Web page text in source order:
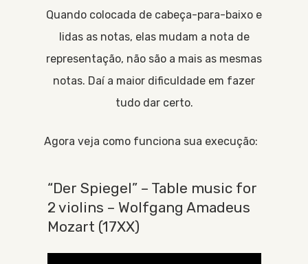
Quando colocada de cabeça-para-baixo e
lidas as notas, elas mudam a nota de
representação, não são a mais as mesmas
notas. Daí a maior dificuldade em fazer
tudo dar certo.
Agora veja como funciona sua execução:
“Der Spiegel” – Table music for
2 violins – Wolfgang Amadeus
Mozart (17XX)